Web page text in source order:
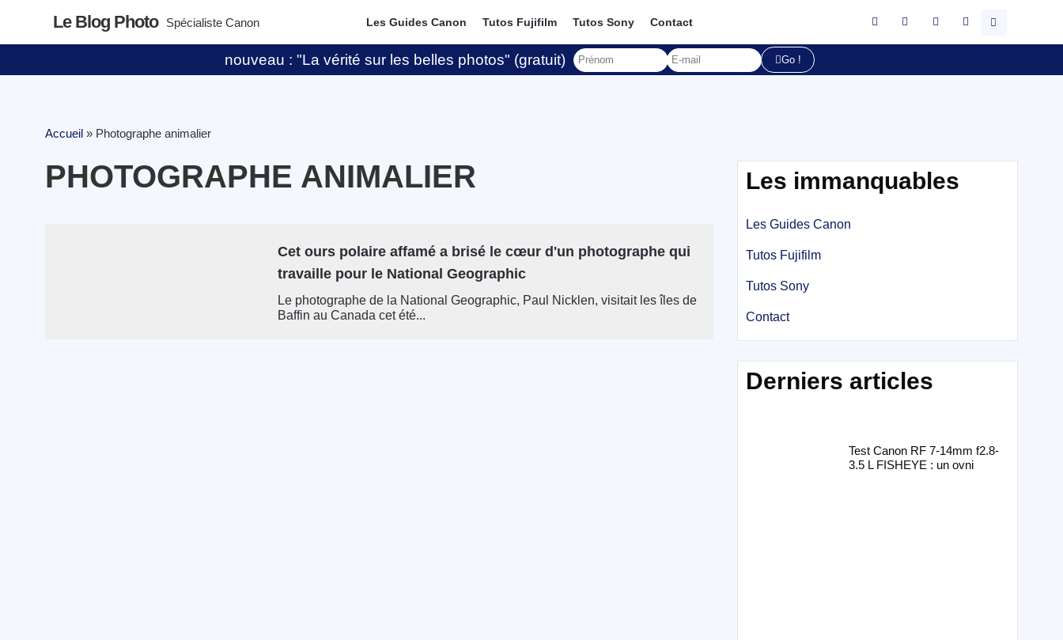
Le Blog Photo Spécialiste Canon Les Guides Canon Tutos Fujifilm Tutos Sony Contact
nouveau : "La vérité sur les belles photos" (gratuit) Go !
Accueil » Photographe animalier
PHOTOGRAPHE ANIMALIER
Cet ours polaire affamé a brisé le cœur d'un photographe qui
travaille pour le National Geographic
Le photographe de la National Geographic, Paul Nicklen, visitait les îles de
Baffin au Canada cet été...
Les immanquables
Les Guides Canon
Tutos Fujifilm
Tutos Sony
Contact
Derniers articles
Test Canon RF 7-14mm f2.8-
3.5 L FISHEYE : un ovni